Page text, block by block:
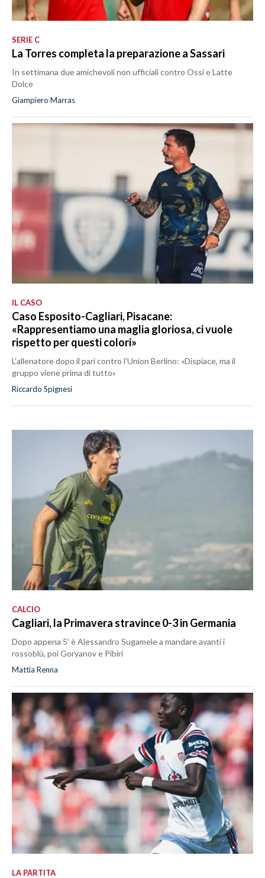
SERIE C
La Torres completa la preparazione a Sassari
In settimana due amichevoli non ufficiali contro Ossi e Latte
Dolce
Giampiero Marras
IL CASO
Caso Esposito-Cagliari, Pisacane:
«Rappresentiamo una maglia gloriosa, ci vuole
rispetto per questi colori»
L’allenatore dopo il pari contro l’Union Berlino: «Dispiace, ma il
gruppo viene prima di tutto»
Riccardo Spignesi
CALCIO
Cagliari, la Primavera stravince 0-3 in Germania
Dopo appena 5’ è Alessandro Sugamele a mandare avanti i
rossoblù, poi Goryanov e Pibiri
Mattia Renna
LA PARTITA